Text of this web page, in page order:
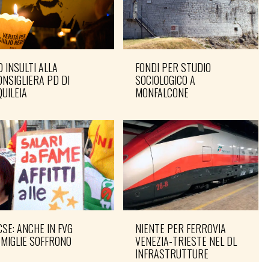
INSULTI ALLA
PD DI
FONDI PER STUDIO
SOCIOLOGICO A
MONFALCONE
ANCHE IN FVG
SOFFRONO
NIENTE PER FERROVIA
VENEZIA-TRIESTE NEL DL
INFRASTRUTTURE